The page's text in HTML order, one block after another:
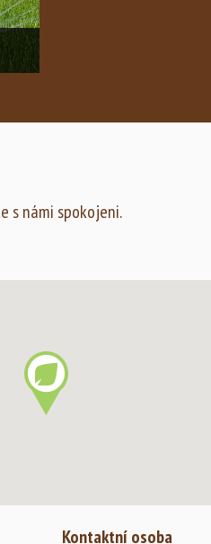
s námi spokojeni.
Kontaktní osoba